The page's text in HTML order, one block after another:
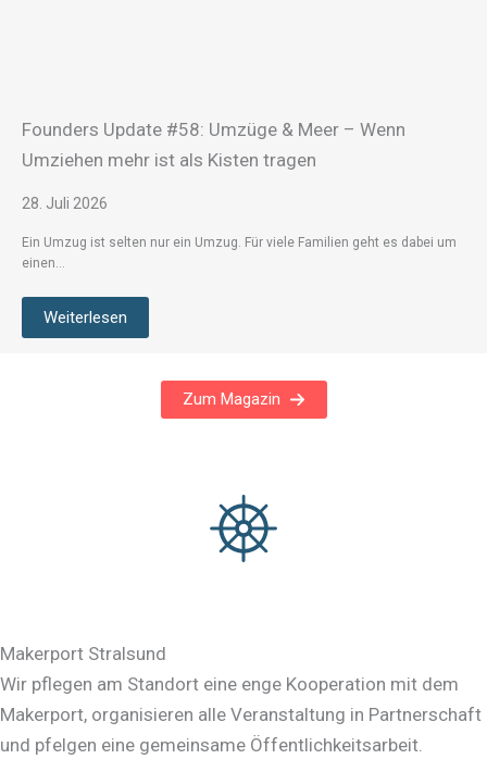
Founders Update #58: Umzüge & Meer – Wenn
Umziehen mehr ist als Kisten tragen
28. Juli 2026
Ein Umzug ist selten nur ein Umzug. Für viele Familien geht es dabei um
einen…
Weiterlesen
Zum Magazin
Makerport Stralsund
Wir pflegen am Standort eine enge Kooperation mit dem
Makerport, organisieren alle Veranstaltung in Partnerschaft
und pfelgen eine gemeinsame Öffentlichkeitsarbeit.